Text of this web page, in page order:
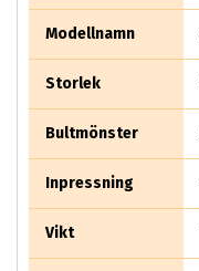
Modellnamn
Storlek
Bultmönster
Inpressning
Vikt